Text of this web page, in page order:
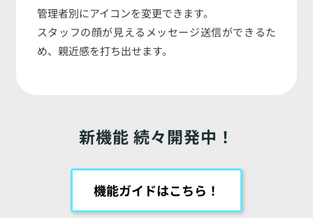
管理者別にアイコンを変更できます。
スタッフの顔が見えるメッセージ送信ができるた
め、親近感を打ち出せます。
新機能 続々開発中！
機能ガイドはこちら！